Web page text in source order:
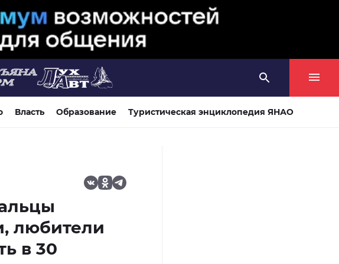
Власть Образование Туристическая энциклопедия ЯНАО
любители
в 30